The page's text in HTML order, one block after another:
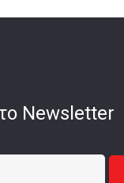
Newsletter